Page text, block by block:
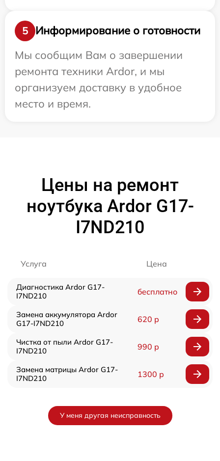
5
Информирование о готовности
Мы сообщим Вам о завершении
ремонта техники Ardor, и мы
организуем доставку в удобное
место и время.
Цены на ремонт
ноутбука Ardor G17-
I7ND210
Услуга Цена
Диагностика Ardor G17-
I7ND210
бесплатно
Замена аккумулятора Ardor
G17-I7ND210
620 р
Чистка от пыли Ardor G17-
I7ND210
990 р
Замена матрицы Ardor G17-
I7ND210
1300 р
У меня другая неисправность